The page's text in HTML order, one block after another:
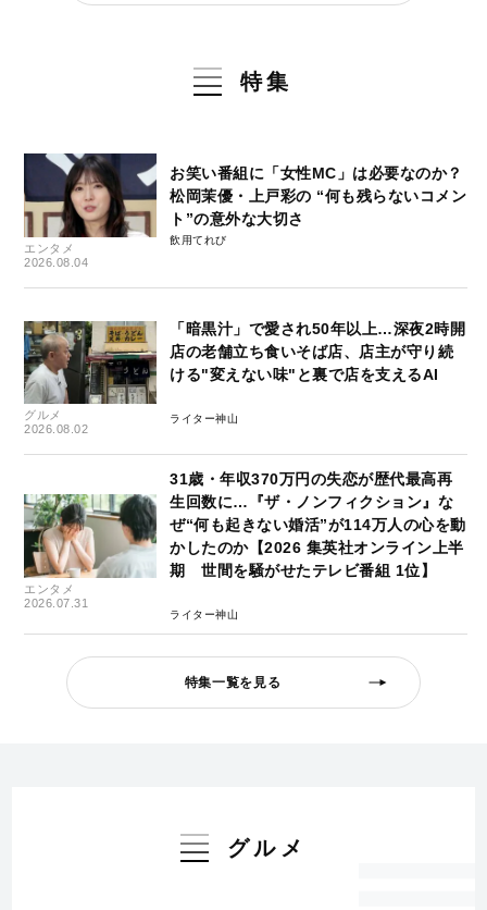
特集
エンタメ
2026.08.04
お笑い番組に「女性MC」は必要なのか？
松岡茉優・上戸彩の “何も残らないコメン
ト”の意外な大切さ
飲用てれび
グルメ
2026.08.02
「暗黒汁」で愛され50年以上…深夜2時開
店の老舗立ち食いそば店、店主が守り続
ける"変えない味"と裏で店を支えるAI
ライター神山
エンタメ
2026.07.31
31歳・年収370万円の失恋が歴代最高再
生回数に…『ザ・ノンフィクション』な
ぜ“何も起きない婚活”が114万人の心を動
かしたのか【2026 集英社オンライン上半
期 世間を騒がせたテレビ番組 1位】
ライター神山
特集一覧を見る
グルメ